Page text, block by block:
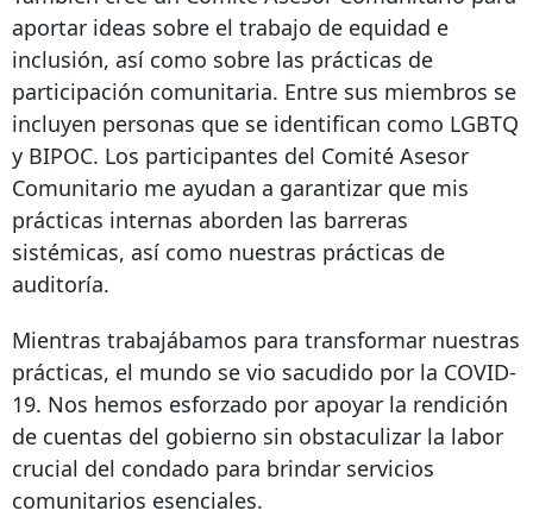
aportar ideas sobre el trabajo de equidad e
inclusión, así como sobre las prácticas de
participación comunitaria. Entre sus miembros se
incluyen personas que se identifican como LGBTQ
y BIPOC. Los participantes del Comité Asesor
Comunitario me ayudan a garantizar que mis
prácticas internas aborden las barreras
sistémicas, así como nuestras prácticas de
auditoría.
Mientras trabajábamos para transformar nuestras
prácticas, el mundo se vio sacudido por la COVID-
19. Nos hemos esforzado por apoyar la rendición
de cuentas del gobierno sin obstaculizar la labor
crucial del condado para brindar servicios
comunitarios esenciales.